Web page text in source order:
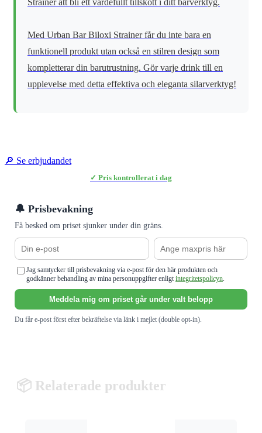
Strainer att bli ett värdefullt tillskott i ditt barverktyg.
Med Urban Bar Biloxi Strainer får du inte bara en
funktionell produkt utan också en stilren design som
kompletterar din barutrustning. Gör varje drink till en
upplevelse med detta effektiva och eleganta silarverktyg!
🔎 Se erbjudandet
✓ Pris kontrollerat i dag
🔔 Prisbevakning
Få besked om priset sjunker under din gräns.
Jag samtycker till prisbevakning via e-post för den här produkten och
godkänner behandling av mina personuppgifter enligtintegritetspolicyn.
Meddela mig om priset går under valt belopp
Du får e-post först efter bekräftelse via länk i mejlet (double opt-in).
📦 Relaterade produkter